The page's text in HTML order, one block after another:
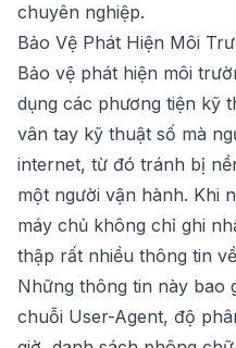
chuyên nghiệp.
Bảo Vệ Phát Hiện Môi
Bảo vệ phát hiện môi
dụng các phương tiện kỹ
vân tay kỹ thuật số mà
internet, từ đó tránh bị
một người vận hành. Khi
máy chủ không chỉ ghi
thập rất nhiều thông tin
Những thông tin này bao
chuỗi User-Agent, độ